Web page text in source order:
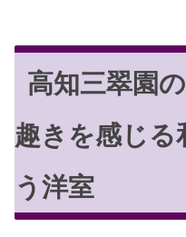
高知三翠園
趣きを感じる
う洋室